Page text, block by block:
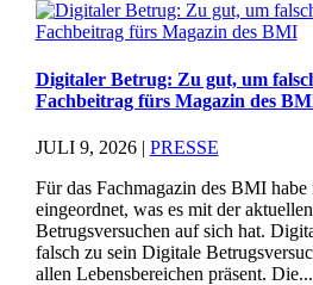
Digitaler Betrug: Zu gut, um
Fachbeitrag fürs Magazin des
JULI 9, 2026| PRESSE
Für das Fachmagazin des BMI
eingeordnet, was es mit der
Betrugsversuchen auf sich hat.
falsch zu sein Digitale
allen Lebensbereichen präsent. Die...